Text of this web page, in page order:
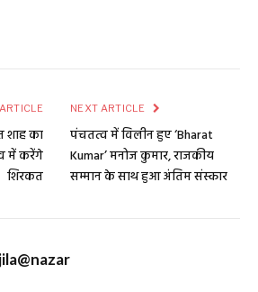
शाह का
में करेंगे
शिरकत
NEXT ARTICLE
पंचतत्व में विलीन हुए ‘Bharat
Kumar’ मनोज कुमार, राजकीय
सम्मान के साथ हुआ अंतिम संस्कार